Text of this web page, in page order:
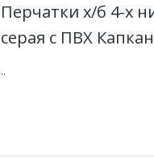
Перчатки х/б 4-х
серая с ПВХ
..